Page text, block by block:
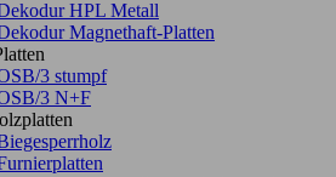
HPL Metall
Magnethaft-Platten
3 stumpf
3 N+F